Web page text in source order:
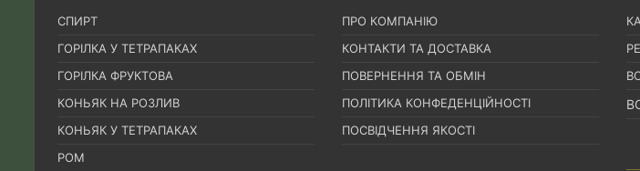
СПИРТ
ГОРІЛКА У ТЕТРАПАКАХ
ГОРІЛКА ФРУКТОВА
КОНЬЯК НА РОЗЛИВ
КОНЬЯК У ТЕТРАПАКАХ
РОМ
ПРО КОМПАНІЮ
КОНТАКТИ ТА ДОСТАВКА
ПОВЕРНЕННЯ ТА ОБМІН
ПОЛІТИКА КОНФЕДЕНЦІЙНОСТІ
ПОСВІДЧЕННЯ ЯКОСТІ